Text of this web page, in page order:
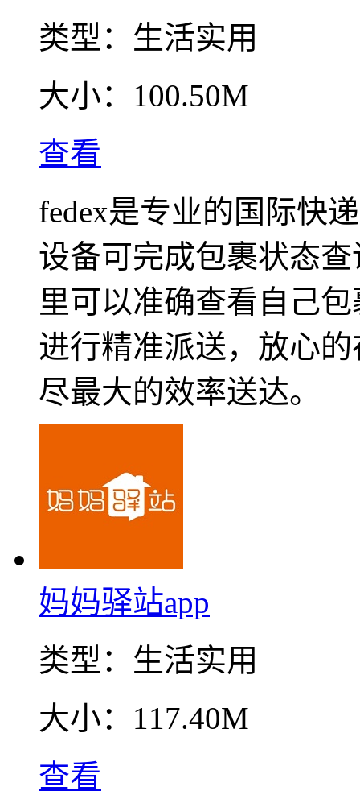
类型： 生活实用
大小： 100.50M
查看
fedex是专业的国际快
设备可完成包裹状态
里可以准确查看自己
进行精准派送，放心
尽最大的效率送达。
妈妈驿站app
类型： 生活实用
大小： 117.40M
查看